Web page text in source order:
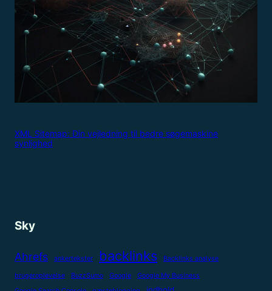
XML Sitemap: Din vejledning til bedre søgemaskine
synlighed
Sky
Ahrefs ankertekster backlinks Backlinks analyse
brugeroplevelse BuzzSumo Google
Google My Business